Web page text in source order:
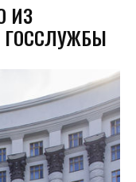
ИЗ
ГОССЛУЖБЫ